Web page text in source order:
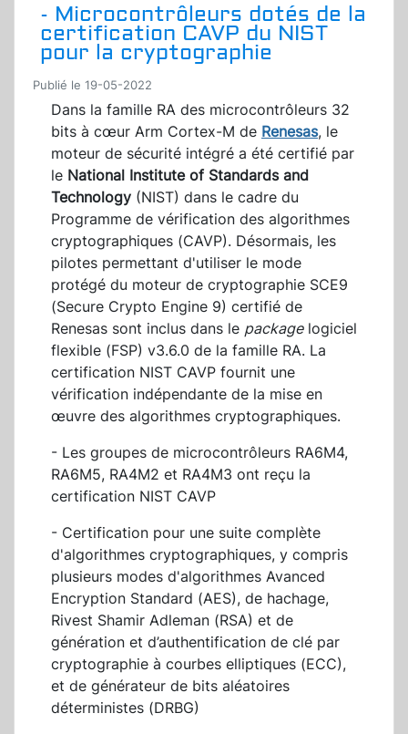
- Microcontrôleurs dotés de la
certification CAVP du NIST
pour la cryptographie
Publié le 19-05-2022
Dans la famille RA des microcontrôleurs 32
bits à cœur Arm Cortex-M de Renesas, le
moteur de sécurité intégré a été certifié par
le National Institute of Standards and
Technology (NIST) dans le cadre du
Programme de vérification des algorithmes
cryptographiques (CAVP). Désormais, les
pilotes permettant d'utiliser le mode
protégé du moteur de cryptographie SCE9
(Secure Crypto Engine 9) certifié de
Renesas sont inclus dans le packagelogiciel
flexible (FSP) v3.6.0 de la famille RA. La
certification NIST CAVP fournit une
vérification indépendante de la mise en
œuvre des algorithmes cryptographiques.
- Les groupes de microcontrôleurs RA6M4,
RA6M5, RA4M2 et RA4M3 ont reçu la
certification NIST CAVP
- Certification pour une suite complète
d'algorithmes cryptographiques, y compris
plusieurs modes d'algorithmes Avanced
Encryption Standard (AES), de hachage,
Rivest Shamir Adleman (RSA) et de
génération et d’authentification de clé par
cryptographie à courbes elliptiques (ECC),
et de générateur de bits aléatoires
déterministes (DRBG)